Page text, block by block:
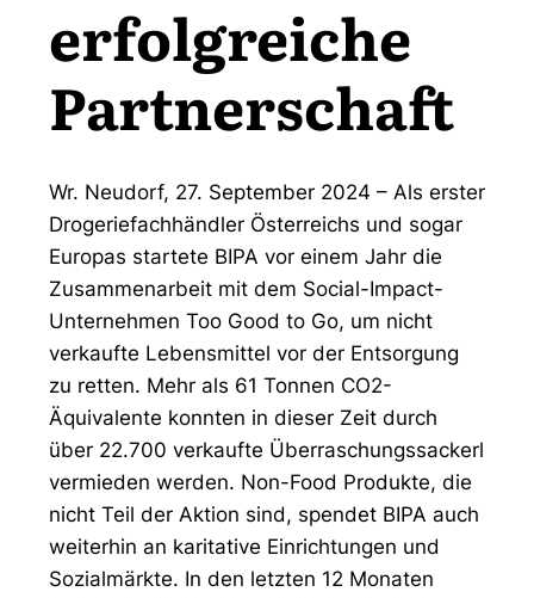
erfolgreiche
Partnerschaft
Wr. Neudorf, 27. September 2024 – Als erster
Drogeriefachhändler Österreichs und sogar
Europas startete BIPA vor einem Jahr die
Zusammenarbeit mit dem Social-Impact-
Unternehmen Too Good to Go, um nicht
verkaufte Lebensmittel vor der Entsorgung
zu retten. Mehr als 61 Tonnen CO2-
Äquivalente konnten in dieser Zeit durch
über 22.700 verkaufte Überraschungssackerl
vermieden werden. Non-Food Produkte, die
nicht Teil der Aktion sind, spendet BIPA auch
weiterhin an karitative Einrichtungen und
Sozialmärkte. In den letzten 12 Monaten